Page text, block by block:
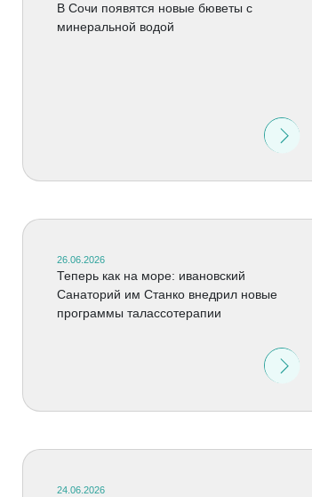
В Сочи появятся новые бюветы с
минеральной водой
26.06.2026
Теперь как на море: ивановский
Санаторий им Станко внедрил новые
программы талассотерапии
24.06.2026